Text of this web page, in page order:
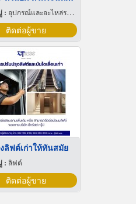
: อุปกรณ์และอะไหล่รถแทรกเตอร์
ติดต่อผู้ขาย
ลิฟต์เก่าให้ทันสมัย
:ลิฟต์
ติดต่อผู้ขาย